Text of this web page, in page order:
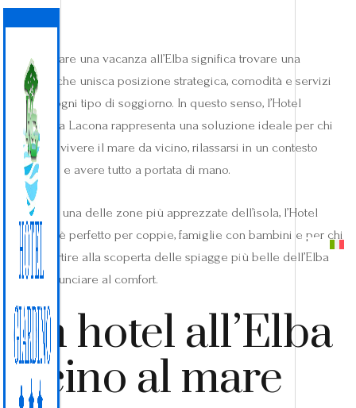
Organizzare una vacanza all’Elba significa trovare una
struttura che unisca posizione strategica, comodità e servizi
utili per ogni tipo di soggiorno. In questo senso, l’Hotel
Giardino a Lacona rappresenta una soluzione ideale per chi
desidera vivere il mare da vicino, rilassarsi in un contesto
tranquillo e avere tutto a portata di mano.
Situato in una delle zone più apprezzate dell’isola, l’Hotel
Giardino è perfetto per coppie, famiglie con bambini e per chi
vuole partire alla scoperta delle spiagge più belle dell’Elba
senza rinunciare al comfort.
Un hotel all’Elba
vicino al mare